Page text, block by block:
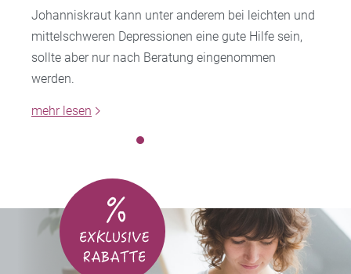
Johanniskraut kann unter anderem bei leichten und
mittelschweren Depressionen eine gute Hilfe sein,
sollte aber nur nach Beratung eingenommen
werden.
mehr lesen